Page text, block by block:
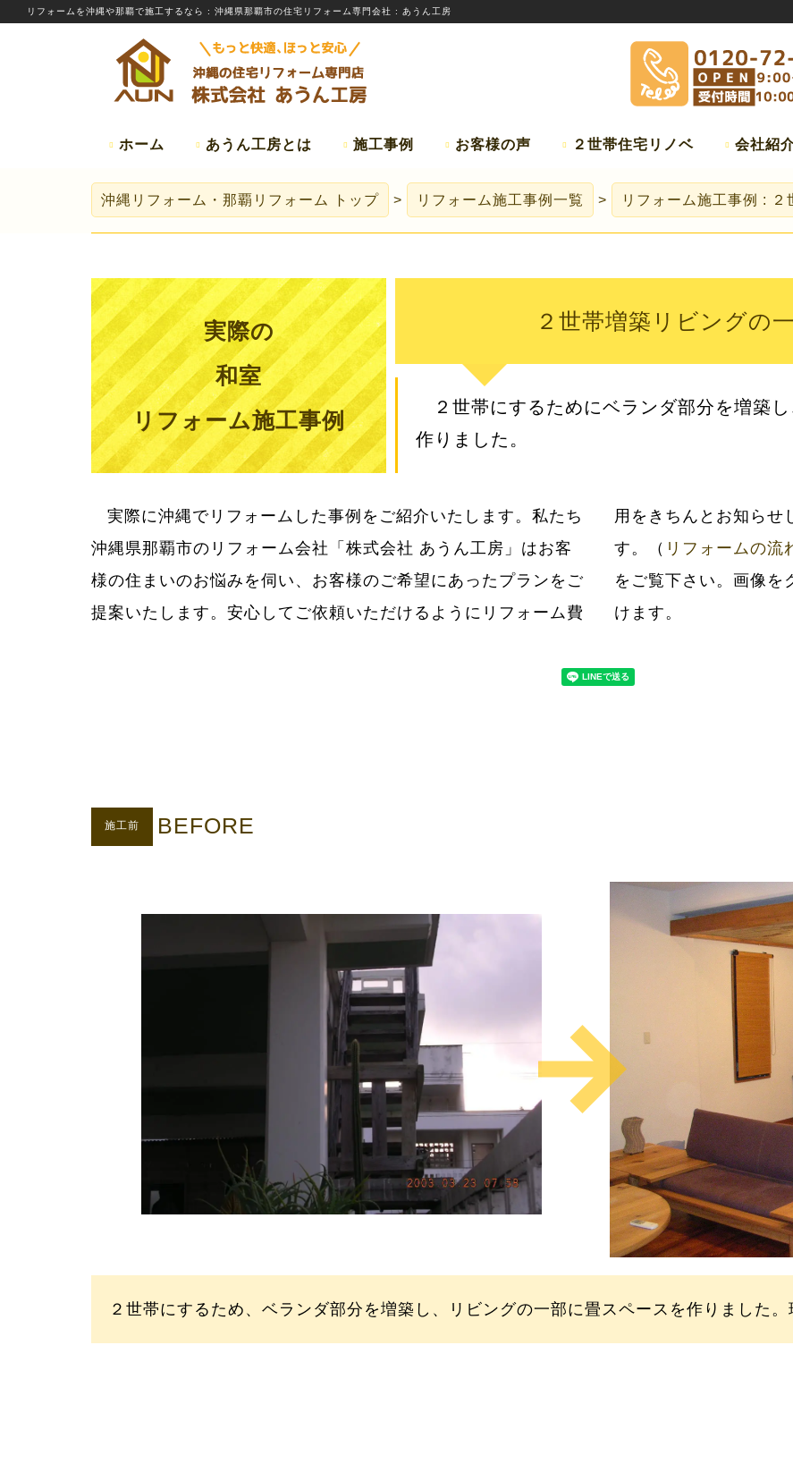
リフォームを沖縄や那覇で施工するなら : 沖縄県那覇市の住宅リフォーム専門会社 : あうん工房
ホーム あうん工房とは 施工事例 お客様の声 ２世帯住宅リノベ 会社紹
沖縄リフォーム・那覇リフォーム トップ リフォーム施工事例一覧 リフォーム施工事例 :
実際の
和室
リフォーム施工事例
２世帯増築リビングの
２世帯にするためにベランダ部分を増築
作りました。
実際に沖縄でリフォームした事例をご紹介いたします。私たち
沖縄県那覇市のリフォーム会社「株式会社 あうん工房」はお客
様の住まいのお悩みを伺い、お客様のご希望にあったプランをご
提案いたします。安心してご依頼いただけるようにリフォーム費
用をきちんとお知らせしてご納得いただいてから工事いたしま
す。（ リフォームの流
をご覧下さい。画像を
けます。
BEFORE
施工前
２世帯にするため、ベランダ部分を増築し、リビングの一部に畳スペースを作りました。